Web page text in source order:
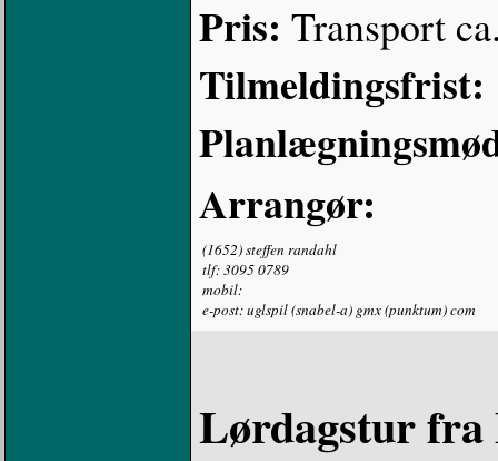
Pris: Transport
Tilmeldingsfrist:
Arrangør:
(1652) steffen randahl
tlf: 3095 0789
mobil:
e-post: uglspil (snabel-a) gmx (punktum) com
Lørdagstur fra